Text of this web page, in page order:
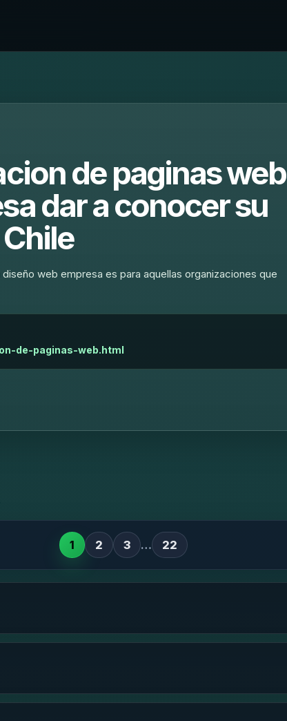
de paginas web
dar a conocer su
web empresa es para aquellas organizaciones que
de-paginas-web.html
1 2 3 … 22